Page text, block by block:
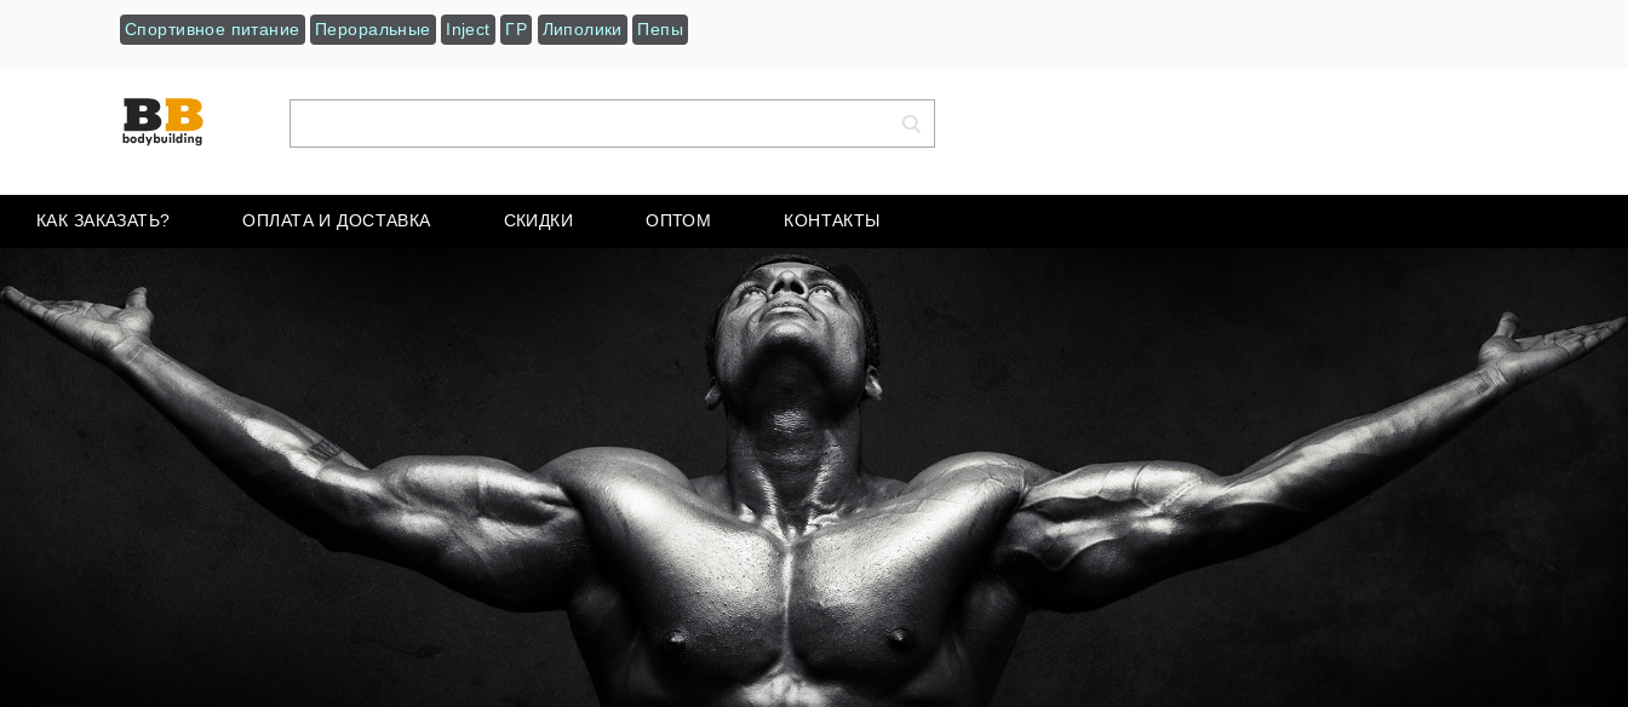
Спортивное питание Пероральные Inject ГР Липолики Пепы
КАК ЗАКАЗАТЬ? ОПЛАТА И ДОСТАВКА СКИДКИ ОПТОМ КОНТАКТЫ